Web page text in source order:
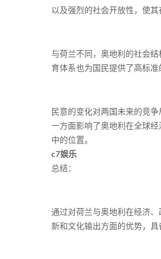
以及强烈的社会开放性，使
与荷兰不同，奥地利的社会
育体系也为国民提供了高标
民意的变化对两国未来的竞
一方面影响了奥地利在全球
中的位置。
c7娱乐
总结：
通过对荷兰与奥地利在经济
新和文化输出方面的优势，